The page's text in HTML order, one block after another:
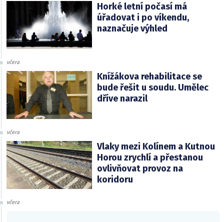
Horké letní počasí má
úřadovat i po víkendu,
naznačuje výhled
včera
Knížákova rehabilitace se
bude řešit u soudu. Umělec
dříve narazil
včera
Vlaky mezi Kolínem a Kutnou
Horou zrychlí a přestanou
ovlivňovat provoz na
koridoru
včera